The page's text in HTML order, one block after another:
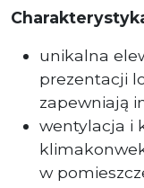
unikalna
prezentacji
zapewniają
wentylacja i
w